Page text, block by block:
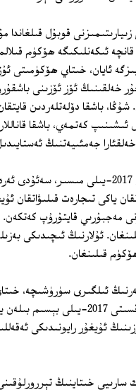
قوبۇل قىلغاندا
ئىكەنلىكىگە ھۆكۈم
ئايان، خىتاي ھۆكۈمىتى
خەلقىنىڭ ئۆز ئۆزىنى
ئىشىنىپ كەتمەي، باشقا
خەلقئارا جەمئىيەتنىڭ
خىتاي ھۆكۈمىتى 2017‏-يىلى
ياكى تىجارەت قىلىۋاتقان
مەجبۇرىي قايتۇرۇپ كەتكەن.
ئۇلارنىڭ ئىچىدىكى
قىلىنغان.
ئىلگىرى سۈرۈشىچە،
تارقىتىشتىكى مەقسىتى
ئۇيغۇر رايونىدىكى
سارىيى خىتاينىڭ